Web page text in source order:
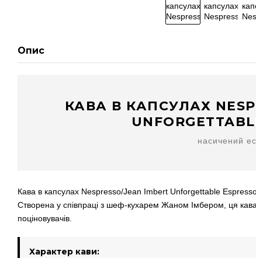
Опис
КАВА В КАПСУЛАХ
насичений
Кава в капсулах Nespresso/Jean Imbert Unforgettable
Створена у співпраці з шеф-кухарем Жаном Імбером, ця кава
поціновувачів.
Характер кави: